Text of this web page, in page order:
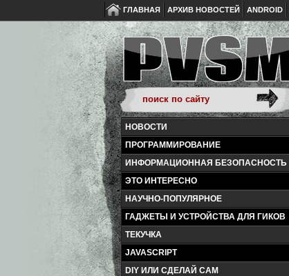
ГЛАВНАЯ АРХИВ НОВОСТЕЙ ANDROID
НОВОСТИ
ПРОГРАММИРОВАНИЕ
ИНФОРМАЦИОННАЯ БЕЗОПАСНОСТЬ
ЭТО ИНТЕРЕСНО
НАУЧНО-ПОПУЛЯРНОЕ
ГАДЖЕТЫ И УСТРОЙСТВА ДЛЯ ГИКОВ
ТЕКУЧКА
JAVASCRIPT
DIY ИЛИ СДЕЛАЙ САМ